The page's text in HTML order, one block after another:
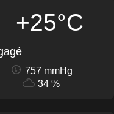
+25°C
757 mmHg
34 %